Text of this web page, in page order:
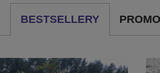
BESTSELLERY